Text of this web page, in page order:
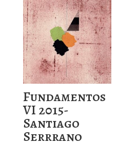
Fundamentos
VI 2015-
Santiago
Serrrano